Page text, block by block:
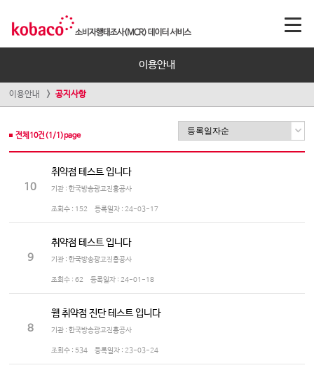
이용안내
이용안내 공지사항
전체 10건(1 /1 )page
10
취약점 테스트 입니다
기관 : 한국방송광고진흥공사
조회수 : 152 등록일자 : 24-03-17
9
취약점 테스트 입니다
기관 : 한국방송광고진흥공사
조회수 : 62 등록일자 : 24-01-18
8
웹 취약점 진단 테스트 입니다
기관 : 한국방송광고진흥공사
조회수 : 534 등록일자 : 23-03-24